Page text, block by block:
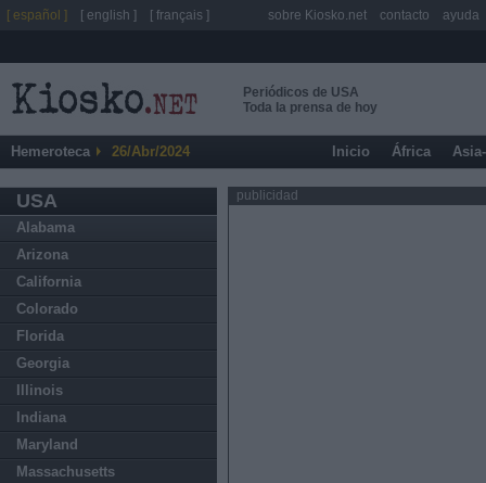
Periódicos de USA
Toda la prensa de hoy
Hemeroteca 26/Abr/2024 Inicio África
USA
Alabama
Arizona
California
Colorado
Florida
Georgia
Illinois
Indiana
Maryland
Massachusetts
publicidad
[ español ] [ english ] [ français ] sobre Kiosko.net contacto ayuda